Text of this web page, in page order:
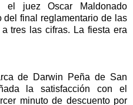
el juez Oscar Maldonado
del final reglamentario de las
tres las cifras. La fiesta era
de Darwin Peña de San
la satisfacción con el
minuto de descuento por